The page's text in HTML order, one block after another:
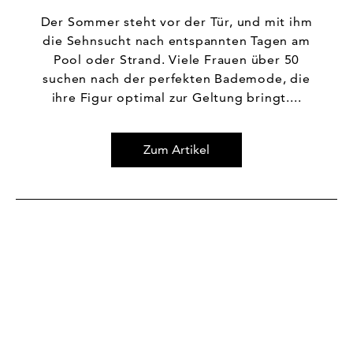
Der Sommer steht vor der Tür, und mit ihm
die Sehnsucht nach entspannten Tagen am
Pool oder Strand. Viele Frauen über 50
suchen nach der perfekten Bademode, die
ihre Figur optimal zur Geltung bringt....
Zum Artikel